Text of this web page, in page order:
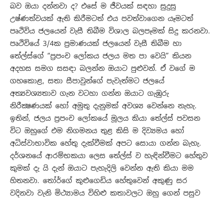
බව ඔයා දන්නවා ද? එසේ ම ජීවයක් සඳහා සුදුසු
උෂ්ණත්වයක් ඇති කිරීමටත් එය පවත්වාගෙන යෑමටත්
පෘථිවිය ජලයෙන් වැසී තිබීම විශාල බලපෑමක් සිදු කරනවා.
පෘථිවියේ 3/4ක ප්‍රමාණයක් ජලයෙන් වැසී තිබීම හා
තේල්ස්ගේ “ප්‍රපංච ලෝකය ජලය මත පා වෙයි” කියන
අදහස සමග සසඳා බලන්න ඔයාට පුළුවන්. ඒ වගේ ම
ගහකොළ, සතා සීපාවුන්ගේ පැවැත්මට ජලයේ
අත්‍යවශ්‍යතාව ගැන වටහා ගන්න ඔයාට ගැඹුරු
නිරීක්‍ෂණයක් හෝ අමුතු දැනුමක් අවශ්‍ය වෙන්නෙ නැහැ.
ඉතින්, ජලය ප්‍රපංච ලෝකයේ මූලය කියා තේල්ස් පවසන
විට ඔහුගේ එම නිගමනය තුළ කිසි ම දිව්‍යමය හෝ
අධිස්වාභාවික හේතු දැක්වීමක් අපට සොයා ගන්න බැහැ.
දර්ශනයේ ආරම්භකයා ලෙස තේල්ස් ව හැඳින්වීමට හේතුව
කුමක් දැ යි දැන් ඔයාට පැහැදිලි වෙන්න ඇති කියා මම
හිතනවා. තෝර්ගේ කුළුගෙඩිය හේතුවෙන් අකුණු සර
වදිනවා වැනි මිථ්‍යාමය විහිළු කතාවලට ඔහු ගෙන් පසුව